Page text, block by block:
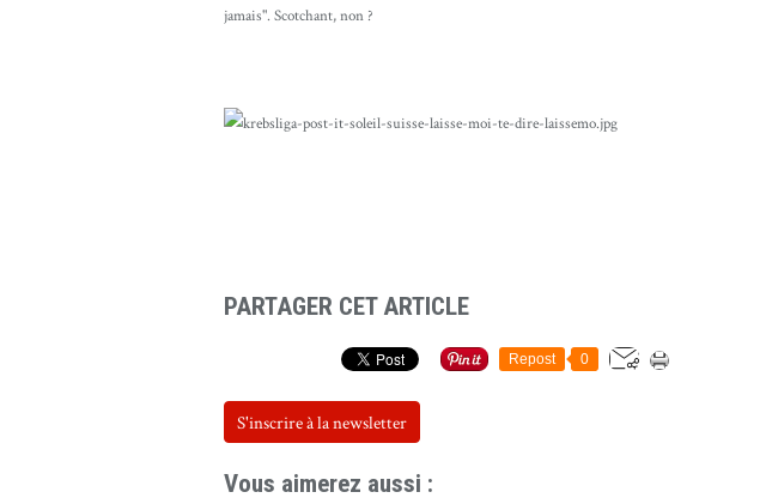
jamais". Scotchant, non ?
PARTAGER CET ARTICLE
Repost 0
S'inscrire à la newsletter
Vous aimerez aussi :